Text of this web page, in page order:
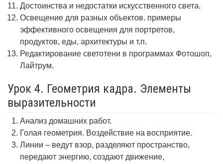
Достоинства и недостатки искусственного света.
Освещение для разных объектов. примеры
эффективного освещения для портретов,
продуктов, еды, архитектуры и т.п.
Редактирование светотени в программах Фотошоп,
Лайтрум.
Урок 4. Геометрия кадра. Элементы
выразительности
Анализ домашних работ.
Голая геометрия. Воздействие на восприятие.
Линии – ведут взор, разделяют пространство,
передают энергию, создают движение,